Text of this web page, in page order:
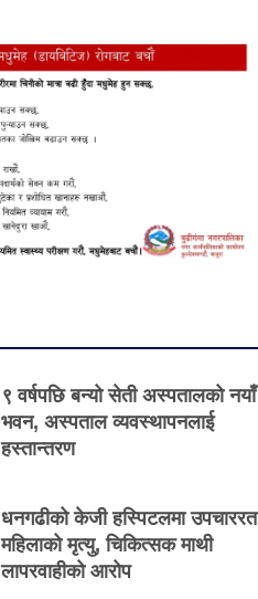
९ वर्षपछि बन्यो सेती अस्पतालको नयाँ
भवन, अस्पताल व्यवस्थापनलाई
हस्तान्तरण
धनगढीको केजी हस्पिटलमा उपचाररत
महिलाको मृत्यु, चिकित्सक माथी
लापरवाहीको आरोप